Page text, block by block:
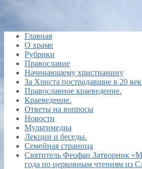
Главная
О храме
Рубрики
Православие
Начинающему христианину
За Христа пострадавшие в 20
Православное краеведение.
Краеведение.
Ответы на вопросы
Новости
Мультимедиа
Лекции и беседы.
Семейная страница
Святитель Феофан Затворник
года по церковным чтениям из